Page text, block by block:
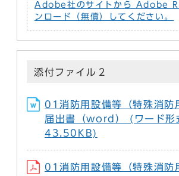
Adobe社のサイトから Adobe
ンロード（無償）してください。
添付ファイル２
01消防用設備等（特殊消防
届出書（word） (ワード形
43.50KB)
01消防用設備等（特殊消防